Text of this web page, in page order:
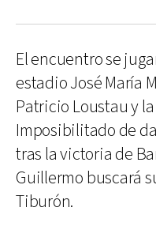
El encuentro se
estadio José María
Patricio Loustau y
Imposibilitado de
tras la victoria de
Guillermo buscará
Tiburón.